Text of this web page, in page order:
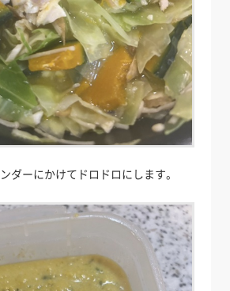
ダーにかけてドロドロにします。